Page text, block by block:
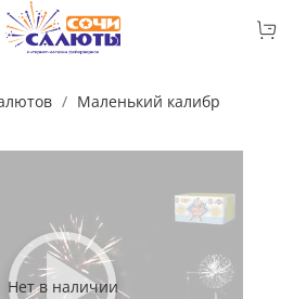
Маленький калибр
Нет в наличии